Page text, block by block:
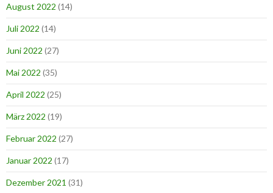
August 2022 (14)
Juli 2022 (14)
Juni 2022 (27)
Mai 2022 (35)
April 2022 (25)
März 2022 (19)
Februar 2022 (27)
Januar 2022 (17)
Dezember 2021 (31)